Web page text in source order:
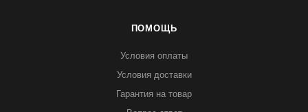
ПОМОЩЬ
Условия оплаты
Условия доставки
Гарантия на товар